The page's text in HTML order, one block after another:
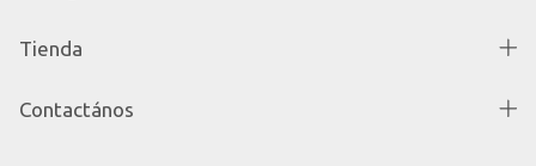
Tienda
Contactános